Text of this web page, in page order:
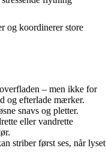
og koordinerer store
– men ikke for
og efterlade mærker.
snavs og pletter.
eller vandrette
striber først ses, når lyset